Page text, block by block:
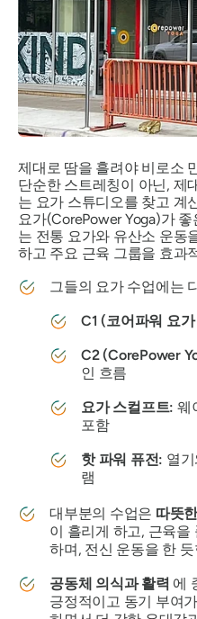
제대로 땀을 흘려야 비로소
단순한 스트레칭이 아닌, 제
는 요가 스튜디오를 찾고 계
요가(CorePower Yoga)가
는 전통 요가와 유산소 운동
하고 주요 근육 그룹을 효과
그들의 요가 수업에는
C1 (코어파워 요가
C2 (CorePower
인 흐름
요가 스컬프트: 웨
포함
핫 파워 퓨전: 열
램
대부분의 수업은 따뜻
이 흘리게 하고, 근육을
하며, 전신 운동을 한
공동체 의식과 활력 에
긍정적이고 동기 부여